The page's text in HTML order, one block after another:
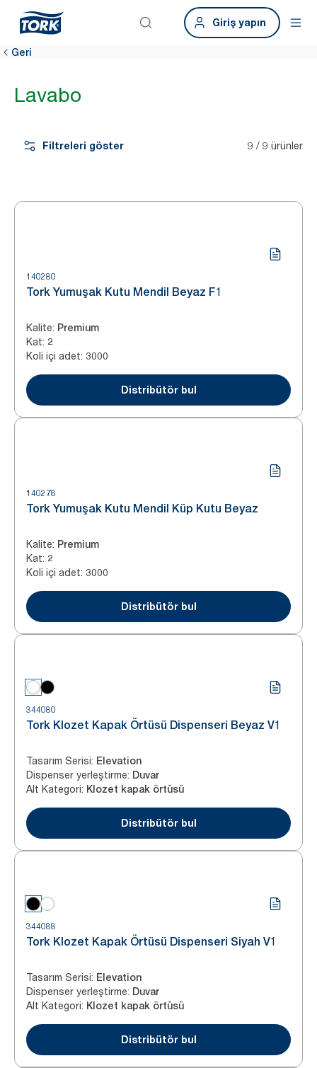
Giriş yapın
Geri
Lavabo
Filtreleri göster 9 / 9 ürünler
140280
Tork Yumuşak Kutu Mendil Beyaz F1
Kalite: Premium
Kat: 2
Koli içi adet: 3000
Distribütör bul
140278
Tork Yumuşak Kutu Mendil Küp Kutu Beyaz
Kalite: Premium
Kat: 2
Koli içi adet: 3000
Distribütör bul
344080
Tork Klozet Kapak Örtüsü Dispenseri Beyaz V1
Tasarım Serisi: Elevation
Dispenser yerleştirme: Duvar
Alt Kategori: Klozet kapak örtüsü
Distribütör bul
344088
Tork Klozet Kapak Örtüsü Dispenseri Siyah V1
Tasarım Serisi: Elevation
Dispenser yerleştirme: Duvar
Alt Kategori: Klozet kapak örtüsü
Distribütör bul